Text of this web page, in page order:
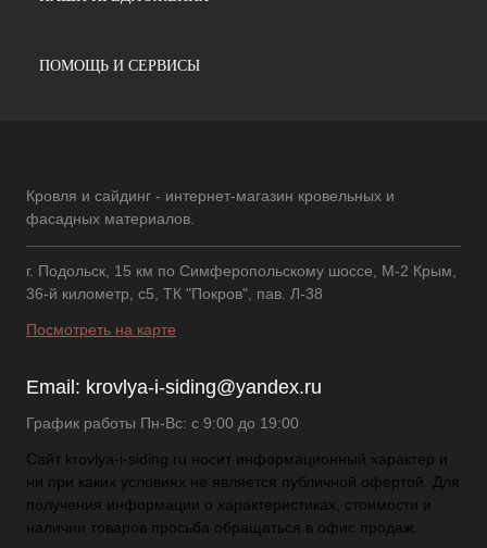
ПОМОЩЬ И СЕРВИСЫ
Кровля и сайдинг - интернет-магазин кровельных и
фасадных материалов.
г. Подольск, 15 км по Симферопольскому шоссе, М-2 Крым,
36-й километр, с5, ТК "Покров", пав. Л-38
Посмотреть на карте
Email: krovlya-i-siding@yandex.ru
График работы Пн-Вс: с 9:00 до 19:00
Сайт krovlya-i-siding.ru носит информационный характер и
ни при каких условиях не является публичной офертой. Для
получения информации о характеристиках, стоимости и
наличии товаров просьба обращаться в офис продаж.